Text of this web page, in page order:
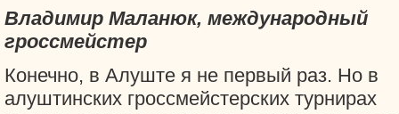
Владимир Маланюк, международный
гроссмейстер
Конечно, в Алуште я не первый раз. Но в
алуштинских гроссмейстерских турнирах